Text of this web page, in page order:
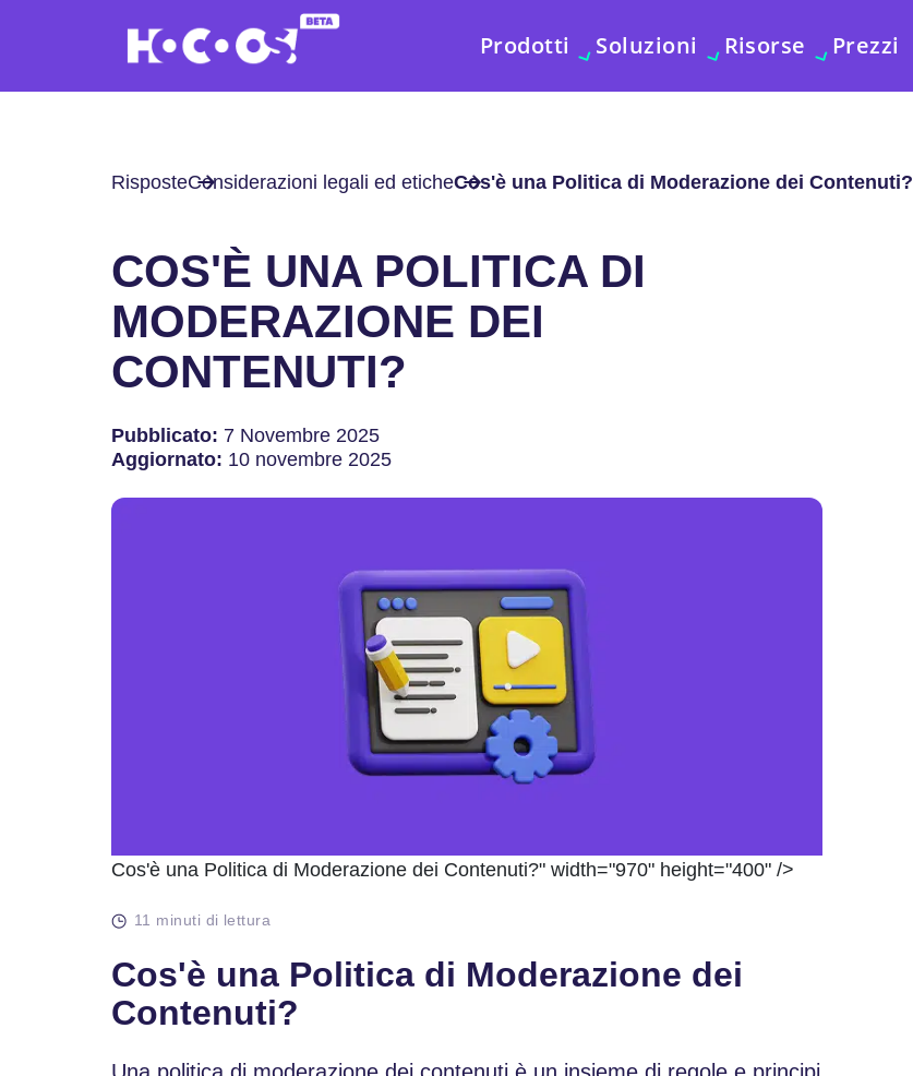
Prodotti Soluzioni Risorse Prezzi
RisposteConsiderazioni legali ed eticheCos'è una Politica di Moderazione dei Contenuti?
COS'È UNA POLITICA DI
MODERAZIONE DEI
CONTENUTI?
Pubblicato: 7 Novembre 2025
Aggiornato: 10 novembre 2025
Cos'è una Politica di Moderazione dei Contenuti?" width="970" height="400" />
11 minuti di lettura
Cos'è una Politica di Moderazione dei
Contenuti?